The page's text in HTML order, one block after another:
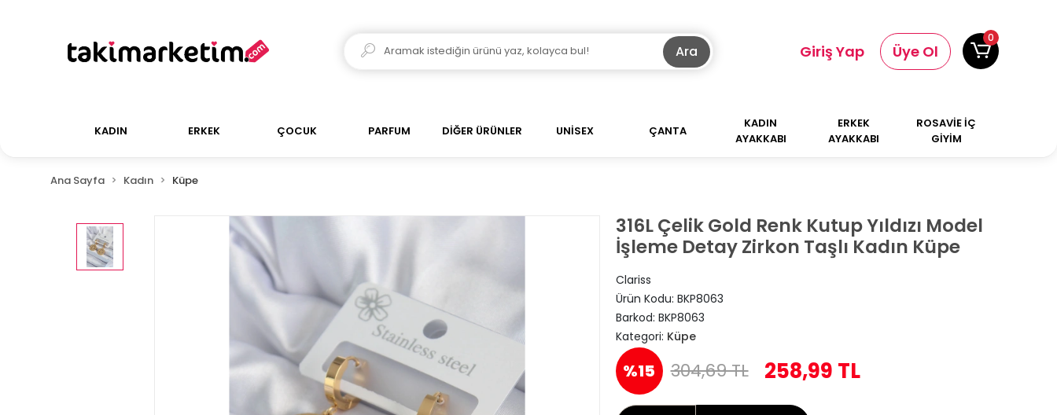
Ara Giriş Yap Üye Ol
0
KADIN ERKEK ÇOCUK PARFUM DİĞER ÜRÜNLER UNİSEX ÇANTA
KADIN
AYAKKABI
ERKEK
AYAKKABI
ROSAVİE İÇ
GİYİM
Ana Sayfa Kadın Küpe
316L Çelik Gold Renk Kutup Yıldızı Model
İşleme Detay Zirkon Taşlı Kadın Küpe
Clariss
Ürün Kodu: BKP8063
Barkod: BKP8063
Kategori: Küpe
%15 304,69 TL 258,99 TL